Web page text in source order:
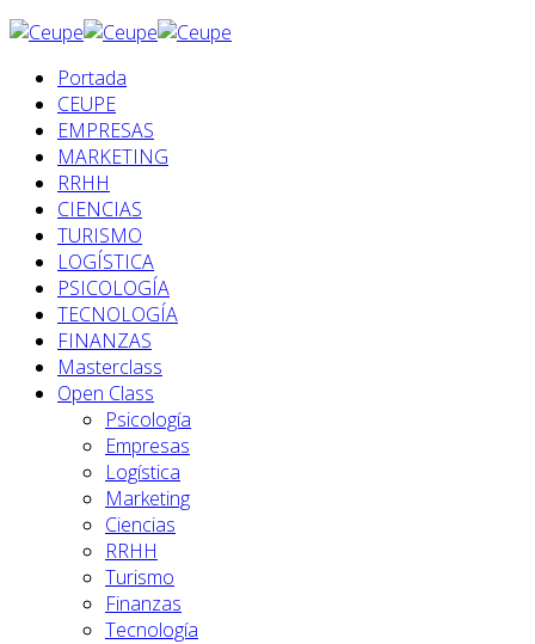
Portada
CEUPE
EMPRESAS
MARKETING
RRHH
CIENCIAS
TURISMO
LOGÍSTICA
PSICOLOGÍA
TECNOLOGÍA
FINANZAS
Masterclass
Open Class
Psicología
Empresas
Logística
Marketing
Ciencias
RRHH
Turismo
Finanzas
Tecnología